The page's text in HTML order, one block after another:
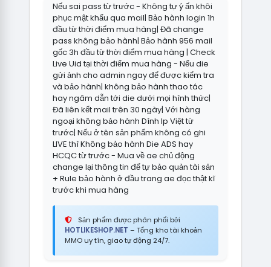
Nếu sai pass từ trước - Không tự ý ấn khôi
phục mật khẩu qua mail| Bảo hành login 1h
đầu từ thời điểm mua hàng| Đã change
pass không bảo hành| Bảo hành 956 mail
gốc 3h đầu từ thời điểm mua hàng | Check
Live Uid tại thời điểm mua hàng - Nếu die
gửi ảnh cho admin ngay để được kiểm tra
và bảo hành| không bảo hành thao tác
hay ngâm dẫn tới die dưới mọi hình thức|
Đã liên kết mail trên 30 ngày| Với hàng
ngoại không bảo hành Dính Ip Việt từ
trước| Nếu ở tên sản phẩm không có ghi
LIVE thì Không bảo hành Die ADS hay
HCQC từ trước - Mua về ae chủ động
change lại thông tin để tự bảo quản tài sản
+ Rule bảo hành ở đầu trang ae đọc thật kĩ
trước khi mua hàng
Sản phẩm được phân phối bởi
HOTLIKESHOP.NET – Tổng kho tài khoản
MMO uy tín, giao tự động 24/7.